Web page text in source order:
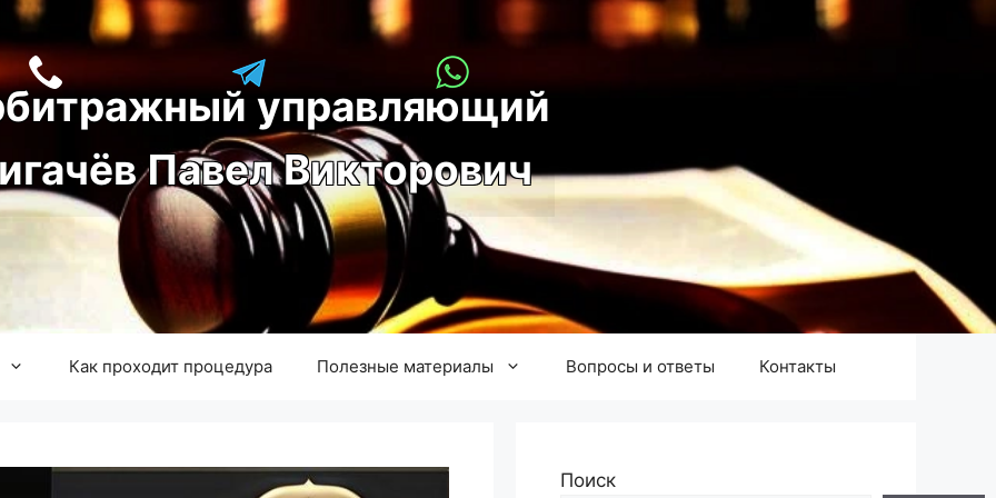
управляющий
игачёв Павел Викторович
Как проходит процедура Полезные материалы Вопросы и ответы Контакты
Поиск